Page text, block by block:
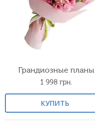
Грандиозные планы
1 998 грн.
КУПИТЬ